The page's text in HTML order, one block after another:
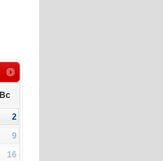
Вс
2
9
16